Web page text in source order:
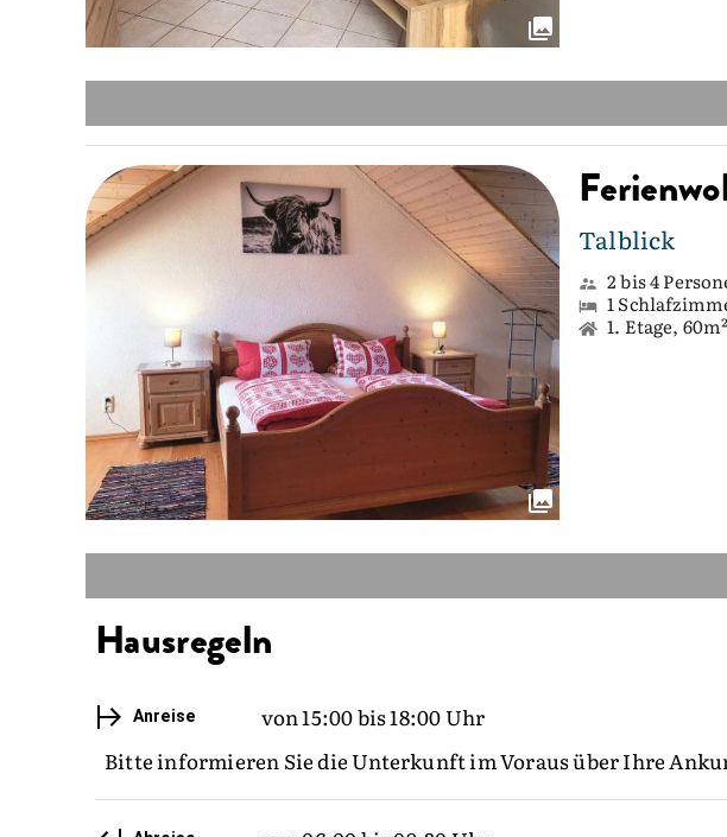
Talblick
2 bis 4
1
1. Etage, 60m²
Hausregeln
Anreise
von 15:00 bis 18:00 Uhr
Bitte informieren Sie die Unterkunft im Voraus über Ihre